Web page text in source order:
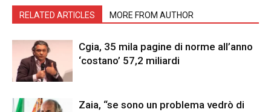
RELATED ARTICLES MORE FROM AUTHOR
Cgia, 35 mila pagine di norme all’anno
‘costano’ 57,2 miliardi
Zaia, “se sono un problema vedrò di